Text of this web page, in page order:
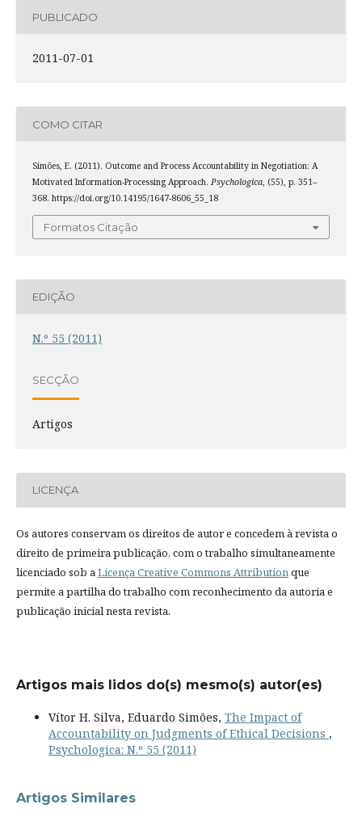
PUBLICADO
2011-07-01
COMO CITAR
Simões, E. (2011). Outcome and Process Accountability in Negotiation: A
Motivated Information-Processing Approach. Psychologica, (55), p. 351–
368. https://doi.org/10.14195/1647-8606_55_18
Formatos Citação
EDIÇÃO
N.º 55 (2011)
SECÇÃO
Artigos
LICENÇA
Os autores conservam os direitos de autor e concedem à revista o
direito de primeira publicação, com o trabalho simultaneamente
licenciado sob aLicença Creative Commons Attributionque
permite a partilha do trabalho com reconhecimento da autoria e
publicação inicial nesta revista.
Artigos mais lidos do(s) mesmo(s) autor(es)
Vítor H. Silva, Eduardo Simões, The Impact of
Accountability on Judgments of Ethical Decisions ,
Psychologica: N.º 55 (2011)
Artigos Similares